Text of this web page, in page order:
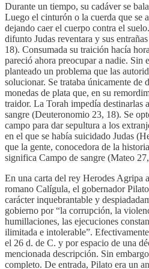
Durante un tiempo, su cadáver se
Luego el cinturón o la cuerda que se
dejando caer el cuerpo contra el
difunto Judas reventara y sus
18). Consumada su traición hacía
pareció ahora preocupar a nadie. Sin
planteado un problema que las
solucionar. Se trataba únicamente de
monedas de plata que, en su
traidor. La Torah impedía destinarlas
sangre (Deuteronomio 23, 18). Se
campo para dar sepultura a los
en el que se había suicidado Judas
que la gente, conocedora de la
significa Campo de sangre (Mateo
En una carta del rey Herodes Agripa
romano Calígula, el gobernador
carácter inquebrantable y
gobierno por “la corrupción, la
humillaciones, las ejecuciones
ilimitada e intolerable”.
el 26 d. de C. y por espacio de una
mencionada descripción. Sin
completo. De entrada, Pilato era un